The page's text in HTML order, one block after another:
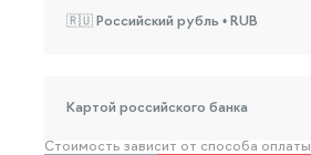
🇷🇺 Российский рубль • RUB
Картой российского банка
Стоимость зависит от способа оплаты